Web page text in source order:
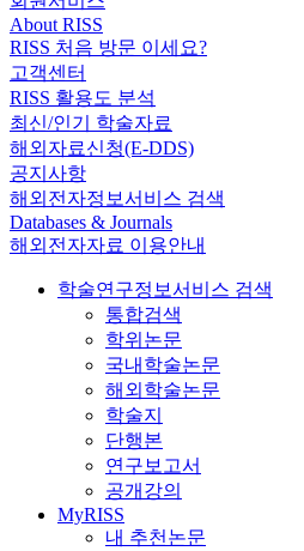
About RISS
RISS 처음 방문 이세요?
고객센터
RISS 활용도 분석
최신/인기 학술자료
해외자료신청(E-DDS)
공지사항
해외전자정보서비스 검색
Databases & Journals
해외전자자료 이용안내
학술연구정보서비스 검색
통합검색
학위논문
국내학술논문
해외학술논문
학술지
단행본
연구보고서
공개강의
MyRISS
내 추천논문